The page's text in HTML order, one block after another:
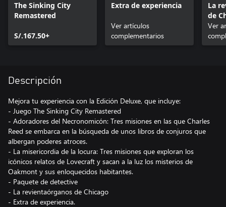
The Sinking City
Remastered
S/.167.50+
Extra de experiencia
Ver artículos
complementarios
La
de
Ver
Descripción
Mejora tu experiencia con la Edición Deluxe, que incluye:
- Juego The Sinking City Remastered
- Adoradores del Necronomicón: Tres misiones en las que Charles
Reed se embarca en la búsqueda de unos libros de conjuros que
albergan poderes atroces.
- La misericordia de la locura: Tres misiones que exploran los
icónicos relatos de Lovecraft y sacan a la luz los misterios de
Oakmont y sus enloquecidos habitantes.
- Paquete de detective
- La revientaórganos de Chicago
- Extra de experiencia.